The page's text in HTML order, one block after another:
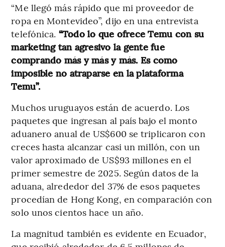
“Me llegó más rápido que mi proveedor de
ropa en Montevideo”, dijo en una entrevista
telefónica. “Todo lo que ofrece Temu con su
marketing tan agresivo la gente fue
comprando más y más y más. Es como
imposible no atraparse en la plataforma
Temu”.
Muchos uruguayos están de acuerdo. Los
paquetes que ingresan al país bajo el monto
aduanero anual de US$600 se triplicaron con
creces hasta alcanzar casi un millón, con un
valor aproximado de US$93 millones en el
primer semestre de 2025. Según datos de la
aduana, alrededor del 37% de esos paquetes
procedían de Hong Kong, en comparación con
solo unos cientos hace un año.
La magnitud también es evidente en Ecuador,